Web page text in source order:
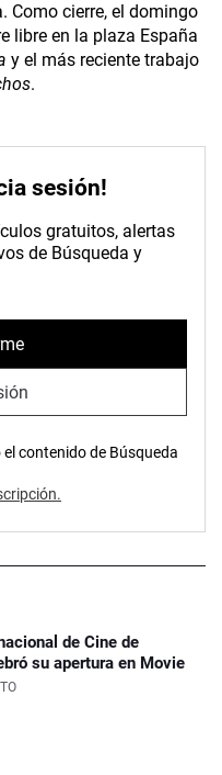
Como cierre, el domingo
libre en la plaza España
y el más reciente trabajo
.
sesión!
gratuitos, alertas
de Búsqueda y
contenido de Búsqueda
de Cine de
su apertura en Movie